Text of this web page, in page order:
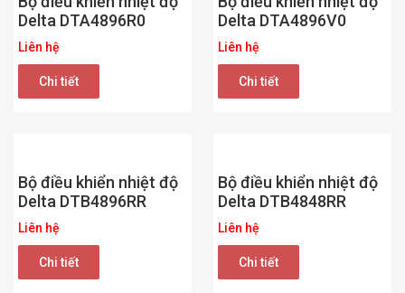
Delta DTA4896R0
Liên hệ
Chi tiết
Delta DTA4896V0
Liên hệ
Chi tiết
Bộ điều khiển nhiệt độ
Delta DTB4896RR
Liên hệ
Chi tiết
Bộ điều khiển nhiệt độ
Delta DTB4848RR
Liên hệ
Chi tiết